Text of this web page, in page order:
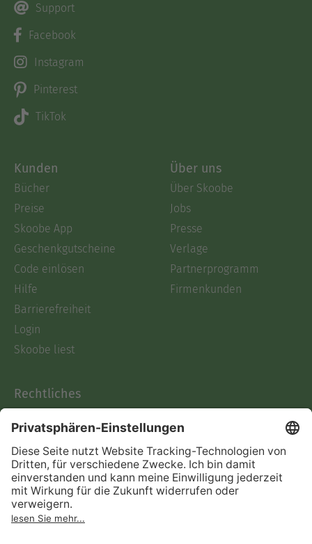
Support
Facebook
Instagram
Pinterest
TikTok
Kunden
Bücher
Preise
Skoobe App
Geschenkgutscheine
Code einlösen
Hilfe
Barrierefreiheit
Login
Skoobe liest
Über uns
Über Skoobe
Jobs
Presse
Verlage
Partnerprogramm
Firmenkunden
Rechtliches
AGB
Informationen nach Data
Act
Verträge hier kündigen
Impressum